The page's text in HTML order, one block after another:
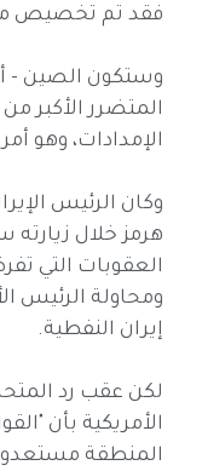
فقد تم تخصيص
وستكون الصين -
المتضرر الأكبر
الإمدادات، وهو
وكان الرئيس
هرمز خلال زيارته
العقوبات التي
ومحاولة الرئيس
إيران النفطية.
لكن عقب رد
الأمريكية بأن
المنطقة